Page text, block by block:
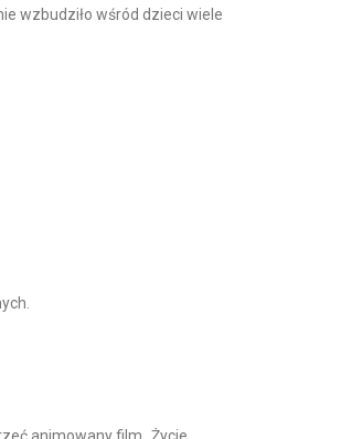
wzbudziło wśród dzieci wiele